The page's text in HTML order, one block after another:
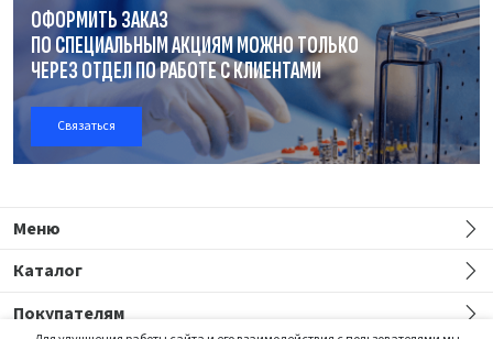
ОФОРМИТЬ ЗАКАЗ
ПО СПЕЦИАЛЬНЫМ АКЦИЯМ МОЖНО ТОЛЬКО
ЧЕРЕЗ ОТДЕЛПО РАБОТЕС КЛИЕНТАМИ
Связаться
Меню
Каталог
Покупателям